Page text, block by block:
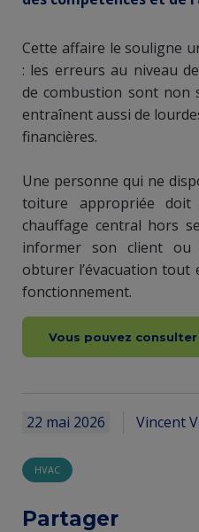
Cette affaire le souligne
: les erreurs au niveau
de combustion sont non
entraînent aussi de
financières.
​​Une personne qui ne
toiture appropriée
chauffage central hors
informer son client ou
obturer l’évacuation tout
fonctionnement.
​Vous pouvez
22 mai 2026 Vincent
HVAC
Partager